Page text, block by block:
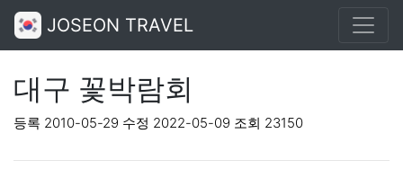
JOSEON TRAVEL
대구 꽃박람회
등록 2010-05-29 수정 2022-05-09 조회 23150